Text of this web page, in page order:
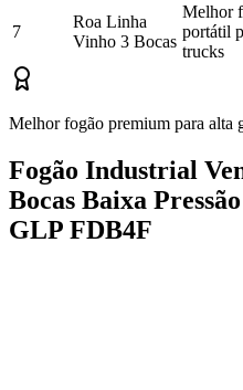
7
Roa Linha
Vinho 3 Bocas
Melhor
portátil
trucks
Melhor fogão premium para alta
Fogão Industrial
Bocas Baixa
GLP FDB4F